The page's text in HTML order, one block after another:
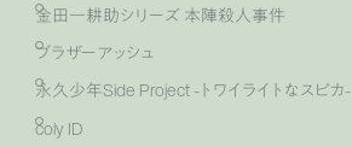
金田一耕助シリーズ 本陣殺人事件
ブラザーアッシュ
永久少年Side Project -トワイライトなスピカ-
coly ID